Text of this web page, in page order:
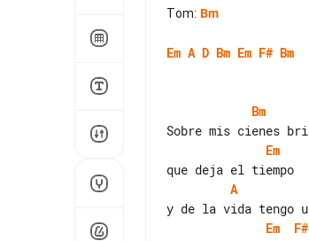
Tom: Bm
Em A D Bm Em F# Bm
Bm
Em
A
Em
F#